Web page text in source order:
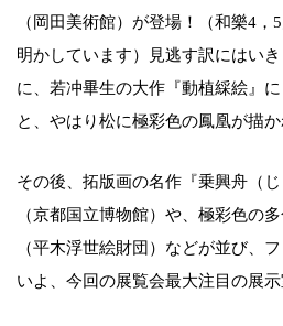
（岡田美術館）が登場！（和樂4，
明かしています）見逃す訳にはい
に、若冲畢生の大作『動植綵絵』
と、やはり松に極彩色の鳳凰が描か
その後、拓版画の名作『乗興舟（じ
（京都国立博物館）や、極彩色の
（平木浮世絵財団）などが並び、
いよ、今回の展覧会最大注目の展示